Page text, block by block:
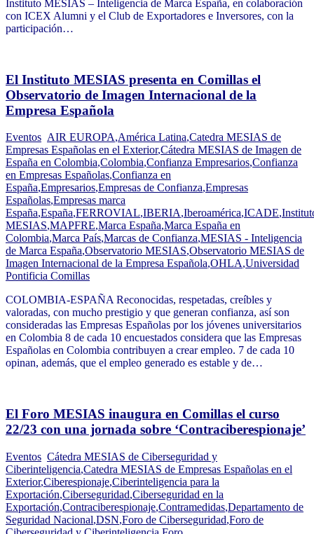
Instituto MESIAS – Inteligencia de Marca España, en colaboración
con ICEX Alumni y el Club de Exportadores e Inversores, con la
participación…
El Instituto MESIAS presenta en Comillas el
Observatorio de Imagen Internacional de la
Empresa Española
Eventos AIR EUROPA,América Latina,Catedra MESIAS de
Empresas Españolas en el Exterior,Cátedra MESIAS de Imagen de
España en Colombia,Colombia,Confianza Empresarios,Confianza
en Empresas Españolas,Confianza en
España,Empresarios,Empresas de Confianza,Empresas
Españolas,Empresas marca
España,España,FERROVIAL,IBERIA,Iberoamérica,ICADE,
MESIAS,MAPFRE,Marca España,Marca España en
Colombia,Marca País,Marcas de Confianza,MESIAS - Inteligencia
de Marca España,Observatorio MESIAS,Observatorio MESIAS de
Imagen Internacional de la Empresa Española,OHLA,Universidad
Pontificia Comillas
COLOMBIA-ESPAÑA Reconocidas, respetadas, creíbles y
valoradas, con mucho prestigio y que generan confianza, así son
consideradas las Empresas Españolas por los jóvenes universitarios
en Colombia 8 de cada 10 encuestados considera que las Empresas
Españolas en Colombia contribuyen a crear empleo. 7 de cada 10
opinan, además, que el empleo generado es estable y de…
El Foro MESIAS inaugura en Comillas el curso
22/23 con una jornada sobre ‘Contraciberespionaje’
Eventos Cátedra MESIAS de Ciberseguridad y
Ciberinteligencia,Catedra MESIAS de Empresas Españolas en el
Exterior,Ciberespionaje,Ciberinteligencia para la
Exportación,Ciberseguridad,Ciberseguridad en la
Exportación,Contraciberespionaje,Contramedidas,Departamento de
Seguridad Nacional,DSN,Foro de Ciberseguridad,Foro de